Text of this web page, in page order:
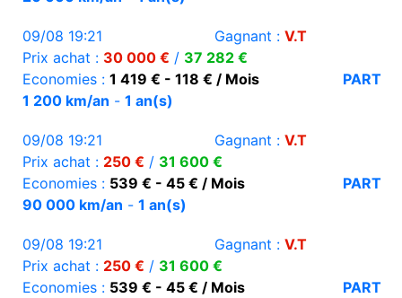
09/08 19:21 Gagnant : V.T
Prix achat : 30 000 € / 37 282 €
Economies : 1 419 € - 118 € / Mois
PART
1 200 km/an - 1 an(s)
09/08 19:21 Gagnant : V.T
Prix achat : 250 € / 31 600 €
Economies : 539 € - 45 € / Mois
PART
90 000 km/an - 1 an(s)
09/08 19:21 Gagnant : V.T
Prix achat : 250 € / 31 600 €
Economies : 539 € - 45 € / Mois
PART